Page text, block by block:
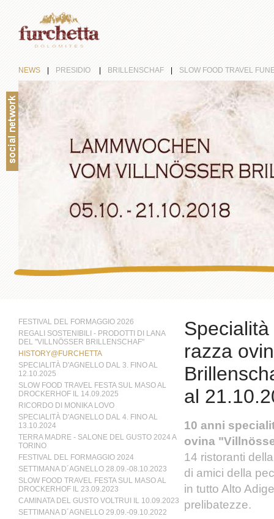
NEWS PRESIDIO BRILLENSCHAF SLOW FOOD TRAVEL
FESTIVAL DEL FORMAGGIO 2026
REGALI SOSTENIBILI - PRODOTTI DI LANA
DEL "VILLNÖSSER BRILLENSCHAF"
HISTORY@FURCHETTA
SPECIALITÀ D'AGNELLO DAL 3. FINO AL
12.10.2025
SLOW FOOD TRAVEL FESTA SUL MASO AL
DROCKERHOF IL 14.09.2025
RICORDO DI MONIKA LOVO
SPECIALITÀ D'AGNELLO DAL 4. FINO AL
13.10.2024
TERRA MADRE - SALONE DEL GUSTO 2024 A
TORINO
FESTIVAL DEL FORMAGGIO 2024
SETTIMANA D´AGNELLO 28.09.-08.10.2023
SLOW FOOD TRAVEL FESTA SUL MASO AL
DROCKERHOF IL 23.09.2023
CAMINATA DEL GUSTO VOLTRUI IL 10.09.2023
SETTIMANA D´AGNELLO 29.09.-09.10.2022
razza
al
10 anni
ovina
14 ristoranti
di amici della
in tutto Alto
prelibatezze.